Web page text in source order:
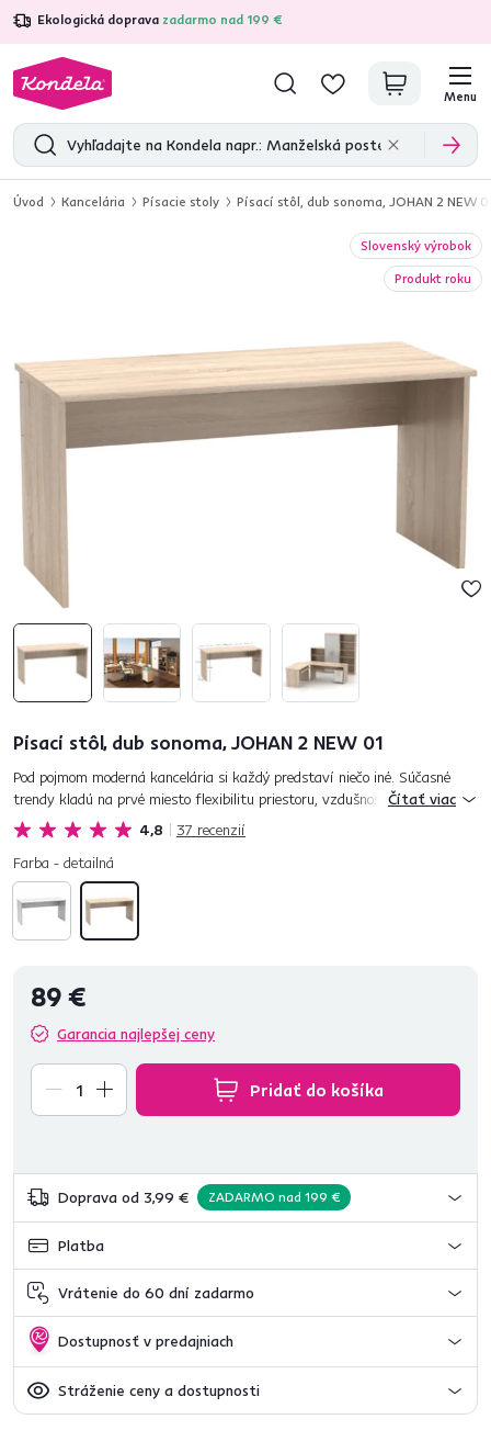
Ekologická doprava zadarmo nad 199 €
4,7 31 285overených produktových recenzií
Menu
Úvod Kancelária Písacie stoly Písací stôl, dub sonoma, JOHAN 2 NEW
Slovenský výrobok
Produkt roku
Písací stôl, dub sonoma, JOHAN 2 NEW 01
4,8 37 recenzií
Pod pojmom moderná kancelária si každý predstaví niečo iné. Súčasné
trendy kladú na prvé miesto flexibilitu priestoru, vzdušnosť, svetlosť a
prepojenie materiálu so správne zvolenými farbami. Zameraj...
Čítať viac
Farba - detailná
89 €
Garancia najlepšej ceny
Pridať do košíka
Doprava od 3,99 € ZADARMO nad 199 €
Platba
Vrátenie do 60 dní zadarmo
Dostupnosť v predajniach
Stráženie ceny a dostupnosti